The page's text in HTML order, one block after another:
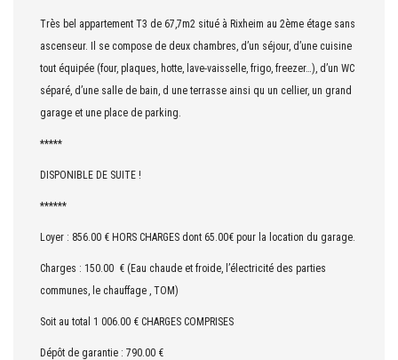
Très bel appartement T3 de 67,7m2 situé à Rixheim au 2ème étage sans
ascenseur. Il se compose de deux chambres, d’un séjour, d’une cuisine
tout équipée (four, plaques, hotte, lave-vaisselle, frigo, freezer…), d’un WC
séparé, d’une salle de bain, d une terrasse ainsi qu un cellier, un grand
garage et une place de parking.
*****
DISPONIBLE DE SUITE !
******
Loyer : 856.00 € HORS CHARGES dont 65.00€ pour la location du garage.
Charges : 150.00 € (Eau chaude et froide, l’électricité des parties
communes, le chauffage , TOM)
Soit au total 1 006.00 € CHARGES COMPRISES
Dépôt de garantie : 790.00 €